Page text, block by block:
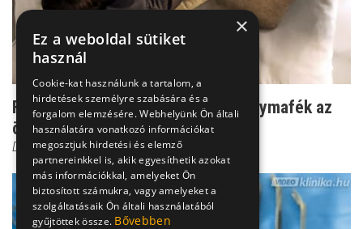
Feszült szexuális élet - amikor a fitymafék az
öröm gátja
Dr. Fekete Ferenc
×
Ez a weboldal sütiket
használ
Cookie-kat használunk a tartalom, a
hirdetések személyre szabására és a
forgalom elemzésére. Webhelyünk Ön általi
használatára vonatkozó információkat
megosztjuk hirdetési és elemző
partnereinkkel is, akik egyesíthetik azokat
más információkkal, amelyeket Ön
biztosított számukra, vagy amelyeket a
szolgáltatásaik Ön általi használatából
gyűjtöttek össze. Bővebben